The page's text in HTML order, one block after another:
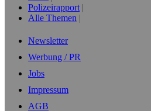
Polizeirapport
Alle Themen
Newsletter
Werbung / PR
Jobs
Impressum
AGB